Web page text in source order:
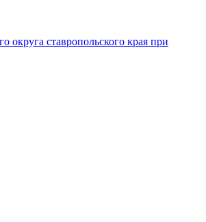
округа ставропольского края при